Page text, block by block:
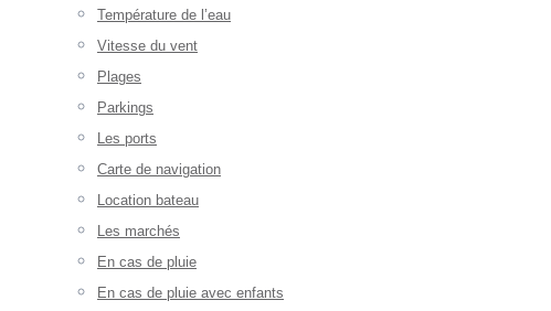
Température de l’eau
Vitesse du vent
Plages
Parkings
Les ports
Carte de navigation
Location bateau
Les marchés
En cas de pluie
En cas de pluie avec enfants